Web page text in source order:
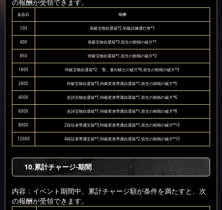
の報酬が受領できます。
金晶石 報酬
100 高級宝物自選箱*2,初級試練通行券*1
400 高級宝物自選箱*3,双生の樹精の破片*1
850 特級宝物自選箱*1,双生の樹精の破片*2
1800 特級宝物自選箱*2,「聖」蒼白騎士の破片*6,双生の樹精の破片*3
2800 特級宝物自選箱*3,特級変身専属自選箱*1,双生の樹精の破片*5
4000 史詩宝物自選箱*1,特級変身専属自選箱*1,双生の樹精の破片*6
6000 史詩宝物自選箱*1,特級変身専属自選箱*1,双生の樹精の破片*8
8000 2段従者専属宝箱*3,特級変身専属自選箱*1,双生の樹精の破片*10
12000 4段従者専属宝箱*1,特級変身専属自選箱*2,双生の樹精の破片*10
10.累計チャージ-期間
内容：イベント期間中、累計チャージ額が条件を満たすと、次
の報酬が受領できます。